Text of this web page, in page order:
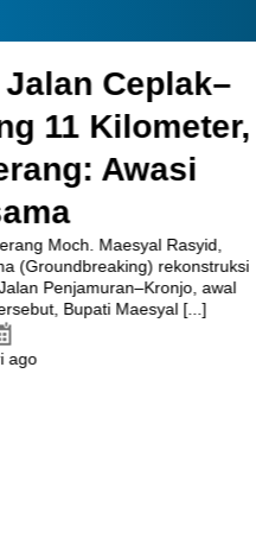
Ceplak–
11 Kilometer,
Awasi
Moch. Maesyal Rasyid,
(Groundbreaking) rekonstruksi
Penjamuran–Kronjo, awal
Bupati Maesyal [...]